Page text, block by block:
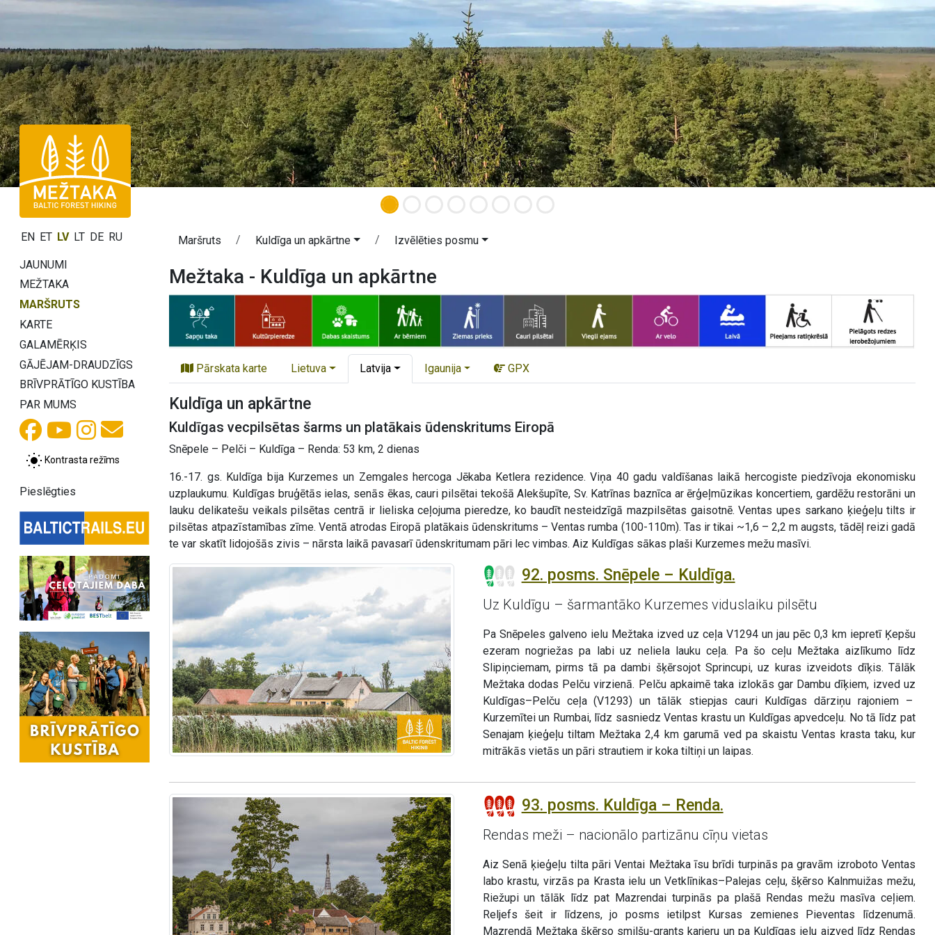
EN ET LV LT DE RU
JAUNUMI
MEŽTAKA
MARŠRUTS
KARTE
GALAMĒRĶIS
GĀJĒJAM-DRAUDZĪGS
BRĪVPRĀTĪGO KUSTĪBA
PAR MUMS
Kontrasta režīms
Pieslēgties
Maršruts Kuldīga un apkārtne Izvēlēties posmu
Mežtaka - Kuldīga un apkārtne
Pārskata karte Lietuva Latvija Igaunija GPX
Kuldīga un apkārtne
Kuldīgas vecpilsētas šarms un platākais ūdenskritums Eiropā
Snēpele – Pelči – Kuldīga – Renda: 53 km, 2 dienas
16.-17. gs. Kuldīga bija Kurzemes un Zemgales hercoga Jēkaba Ketlera rezidence. Viņa 40 gadu valdīšanas laikā hercogiste piedzīvoja ekonomisku
uzplaukumu. Kuldīgas bruģētās ielas, senās ēkas, cauri pilsētai tekošā Alekšupīte, Sv. Katrīnas baznīca ar ērģeļmūzikas koncertiem, gardēžu restorāni un
lauku delikatešu veikals pilsētas centrā ir lieliska ceļojuma pieredze, ko baudīt nesteidzīgā mazpilsētas gaisotnē. Ventas upes sarkano ķieģeļu tilts ir
pilsētas atpazīstamības zīme. Ventā atrodas Eiropā platākais ūdenskritums – Ventas rumba (100-110m). Tas ir tikai ~1,6 – 2,2 m augsts, tādēļ reizi gadā
te var skatīt lidojošās zivis – nārsta laikā pavasarī ūdenskritumam pāri lec vimbas. Aiz Kuldīgas sākas plaši Kurzemes mežu masīvi.
92. posms. Snēpele – Kuldīga.
Uz Kuldīgu – šarmantāko Kurzemes viduslaiku pilsētu
Pa Snēpeles galveno ielu Mežtaka izved uz ceļa V1294 un jau pēc 0,3 km iepretī Ķepšu
ezeram nogriežas pa labi uz neliela lauku ceļa. Pa šo ceļu Mežtaka aizlīkumo līdz
Slipiņciemam, pirms tā pa dambi šķērsojot Sprincupi, uz kuras izveidots dīķis. Tālāk
Mežtaka dodas Pelču virzienā. Pelču apkaimē taka izlokās gar Dambu dīķiem, izved uz
Kuldīgas–Pelču ceļa (V1293) un tālāk stiepjas cauri Kuldīgas dārziņu rajoniem –
Kurzemītei un Rumbai, līdz sasniedz Ventas krastu un Kuldīgas apvedceļu. No tā līdz pat
Senajam ķieģeļu tiltam Mežtaka 2,4 km garumā ved pa skaistu Ventas krasta taku, kur
mitrākās vietās un pāri strautiem ir koka tiltiņi un laipas.
93. posms. Kuldīga – Renda.
Rendas meži – nacionālo partizānu cīņu vietas
Aiz Senā ķieģeļu tilta pāri Ventai Mežtaka īsu brīdi turpinās pa gravām izroboto Ventas
labo krastu, virzās pa Krasta ielu un Vetklīnikas–Palejas ceļu, šķērso Kalnmuižas mežu,
Riežupi un tālāk līdz pat Mazrendai turpinās pa plašā Rendas mežu masīva ceļiem.
Reljefs šeit ir līdzens, jo posms ietilpst Kursas zemienes Pieventas līdzenumā.
Mazrendā Mežtaka šķērso smilšu-grants karjeru un pa Kuldīgas ielu aizved līdz Rendas